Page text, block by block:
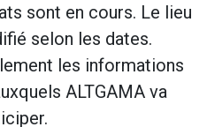
sont en cours. Le lieu
selon les dates.
les informations
ALTGAMA va